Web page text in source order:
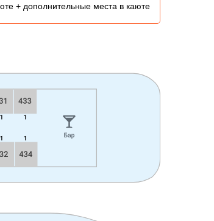
+ дополнительные места в каюте